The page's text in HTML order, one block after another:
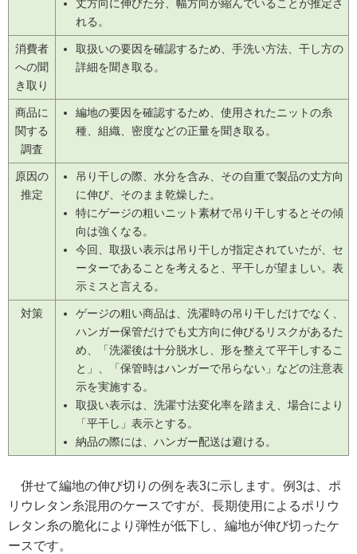
丈方向に伸びた分、幅方向が縮んでいることが推定さ
れる。
消費者
への聞
き取り
取扱いの要因を確認するため、手洗い方法、干し方の
詳細を聞き取る。
商品に
関する
調査
編地の要因を確認するため、使用されたニットの糸
種、組織、密度などの正量を聞き取る。
原因の
推定
吊り干しの際、水分を含み、その自重で製品の丈方向
に伸び、そのまま乾燥した。
特にゲージの粗いニット素材で吊り干しするとその傾
向は強くなる。
今回、取扱い表示は吊り干しが指定されていたが、セ
ーターであることを考えると、平干しが望ましい。表
示ミスと言える。
対策
ゲージの粗い商品は、洗濯時の吊り干しだけでなく、
ハンガー保管だけでも丈方向に伸びるリスクがあるた
め、「洗濯後は十分脱水し、形を整えて平干しするこ
と」、「保管時はハンガーで吊らない」などの注意表
示を実施する。
取扱い表示は、洗濯寸法変化率を踏まえ、場合により
「平干し」表示とする。
納品の際には、ハンガー配送は避ける。
併せて編地の伸び切りの例を表3に示します。例3は、ポ
リウレタン糸混用のケースですが、長期使用によるポリウ
レタン糸の脆化により弾性が低下し、編地が伸び切ったケ
ースです。